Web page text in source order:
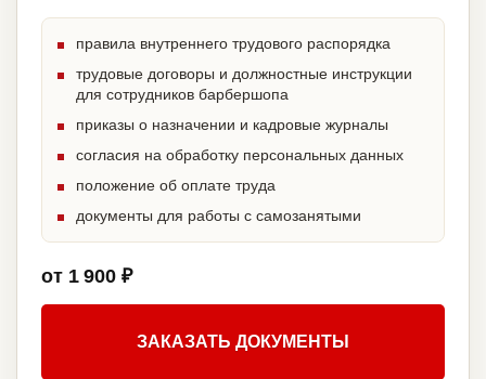
правила внутреннего трудового распорядка
трудовые договоры и должностные инструкции
для сотрудников барбершопа
приказы о назначении и кадровые журналы
согласия на обработку персональных данных
положение об оплате труда
документы для работы с самозанятыми
от 1 900 ₽
ЗАКАЗАТЬ ДОКУМЕНТЫ